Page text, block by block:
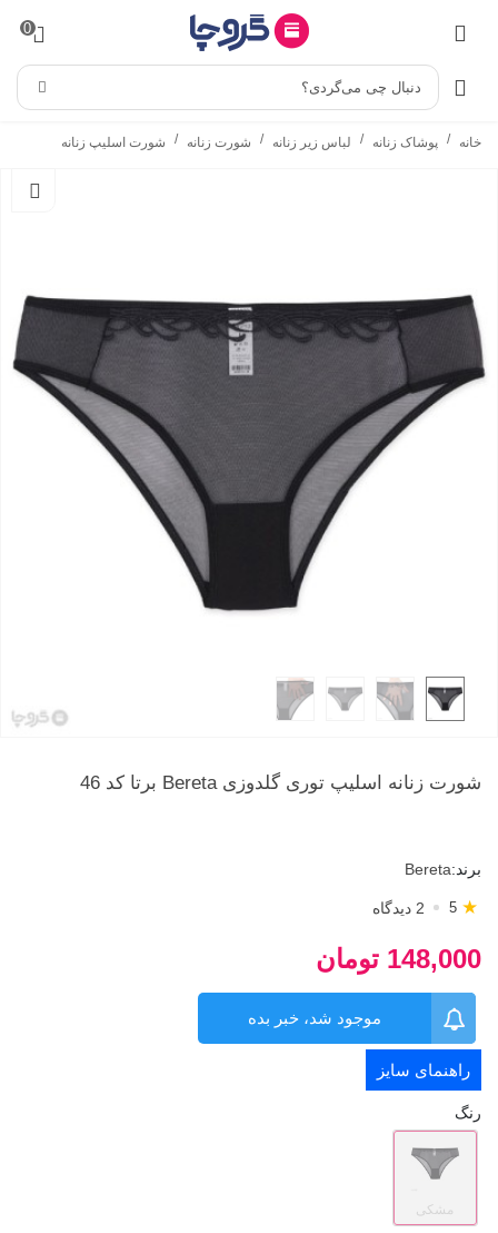
0
دنبال چی می‌گردی؟
خانه / پوشاک زنانه / لباس زیر زنانه / شورت زنانه / شورت اسلیپ زنانه
شورت زنانه اسلیپ توری گلدوزی Bereta برتا کد 46
برند:Bereta
5 ★ 2 دیدگاه
148,000 تومان
موجود شد، خبر بده
راهنمای سایز
رنگ
مشکی